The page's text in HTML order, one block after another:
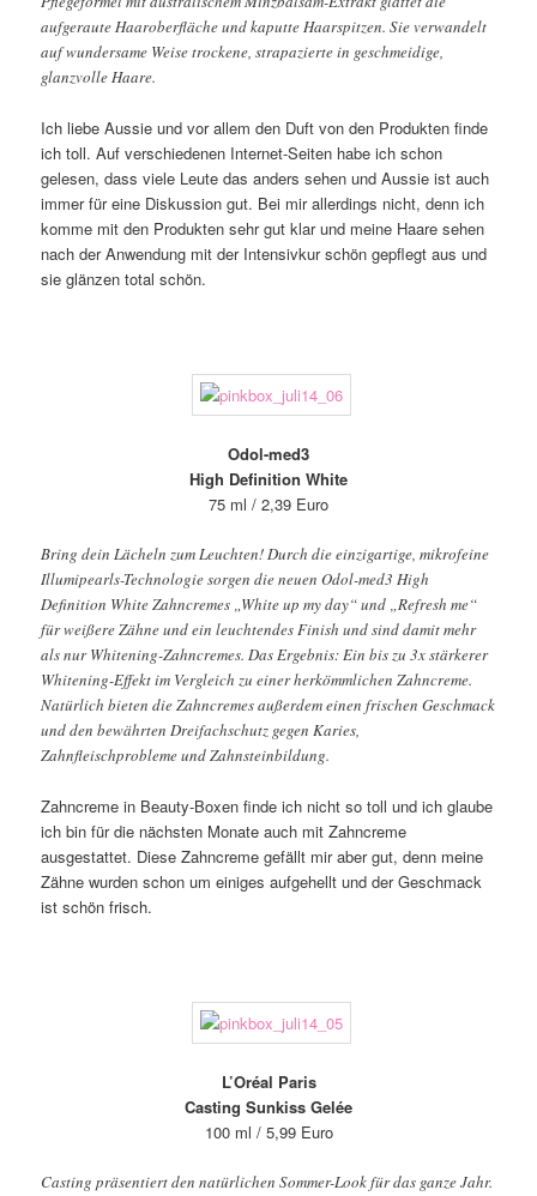
aufgeraute Haaroberfläche und kaputte Haarspitzen. Sie verwandelt
auf wundersame Weise trockene, strapazierte in geschmeidige,
glanzvolle Haare.
Ich liebe Aussie und vor allem den Duft von den Produkten finde
ich toll. Auf verschiedenen Internet-Seiten habe ich schon
gelesen, dass viele Leute das anders sehen und Aussie ist auch
immer für eine Diskussion gut. Bei mir allerdings nicht, denn ich
komme mit den Produkten sehr gut klar und meine Haare sehen
nach der Anwendung mit der Intensivkur schön gepflegt aus und
sie glänzen total schön.
Odol-med3
High Definition White
75 ml / 2,39 Euro
Bring dein Lächeln zum Leuchten! Durch die einzigartige, mikrofeine
Illumipearls-Technologie sorgen die neuen Odol-med3 High
Definition White Zahncremes „White up my day“ und „Refresh me“
für weißere Zähne und ein leuchtendes Finish und sind damit mehr
als nur Whitening-Zahncremes. Das Ergebnis: Ein bis zu 3x stärkerer
Whitening-Effekt im Vergleich zu einer herkömmlichen Zahncreme.
Natürlich bieten die Zahncremes außerdem einen frischen Geschmack
und den bewährten Dreifachschutz gegen Karies,
Zahnfleischprobleme und Zahnsteinbildung.
Zahncreme in Beauty-Boxen finde ich nicht so toll und ich glaube
ich bin für die nächsten Monate auch mit Zahncreme
ausgestattet. Diese Zahncreme gefällt mir aber gut, denn meine
Zähne wurden schon um einiges aufgehellt und der Geschmack
ist schön frisch.
L’Oréal Paris
Casting Sunkiss Gelée
100 ml / 5,99 Euro
Casting präsentiert den natürlichen Sommer-Look für das ganze Jahr.